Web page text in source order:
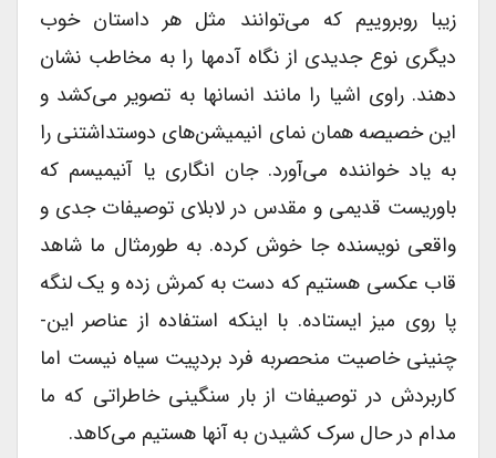
زیبا روبروییم که می‌توانند مثل هر داستان خوب
دیگری نوع جدیدی از نگاه آدمها را به مخاطب نشان
دهند. راوی اشیا را مانند انسانها به تصویر می‌کشد و
این خصیصه همان نمای انیمیشن‌های دوست­داشتنی را
به یاد خواننده می‌آورد. جان انگاری یا آنیمیسم که
باوریست قدیمی و مقدس در لابلای توصیفات جدی و
واقعی نویسنده جا خوش کرده. به طورمثال ما شاهد
قاب عکسی هستیم که دست به کمرش زده و یک لنگه
پا روی میز ایستاده. با اینکه استفاده از عناصر این­
چنینی خاصیت منحصربه فرد بردپیت سیاه نیست اما
کاربردش در توصیفات از بار سنگینی خاطراتی که ما
مدام در حال سرک کشیدن به آنها هستیم می‌کاهد.